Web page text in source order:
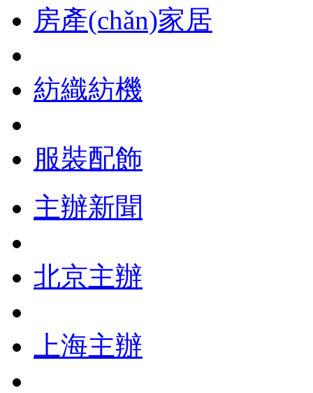
房產(chǎn)家居
紡織紡機
服裝配飾
主辦新聞
北京主辦
上海主辦